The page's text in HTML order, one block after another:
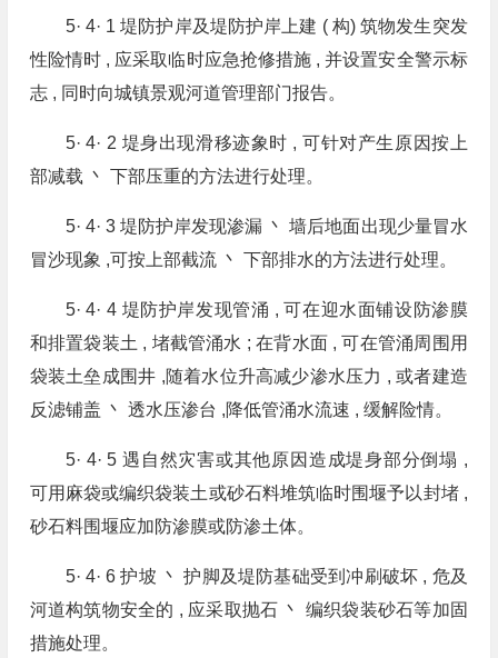
5· 4· 1 堤防护岸及堤防护岸上建 ( 构) 筑物发生突发
性险情时 , 应采取临时应急抢修措施 , 并设置安全警示标
志 , 同时向城镇景观河道管理部门报告。
5· 4· 2 堤身出现滑移迹象时 , 可针对产生原因按上
部减载 丶 下部压重的方法进行处理。
5· 4· 3 堤防护岸发现渗漏 丶 墙后地面出现少量冒水
冒沙现象 ,可按上部截流 丶 下部排水的方法进行处理。
5· 4· 4 堤防护岸发现管涌 , 可在迎水面铺设防渗膜
和排置袋装土 , 堵截管涌水 ; 在背水面 , 可在管涌周围用
袋装土垒成围井 ,随着水位升高减少渗水压力 , 或者建造
反滤铺盖 丶 透水压渗台 ,降低管涌水流速 , 缓解险情。
5· 4· 5 遇自然灾害或其他原因造成堤身部分倒塌 ,
可用麻袋或编织袋装土或砂石料堆筑临时围堰予以封堵 ,
砂石料围堰应加防渗膜或防渗土体。
5· 4· 6 护坡 丶 护脚及堤防基础受到冲刷破坏 , 危及
河道构筑物安全的 , 应采取抛石 丶 编织袋装砂石等加固
措施处理。